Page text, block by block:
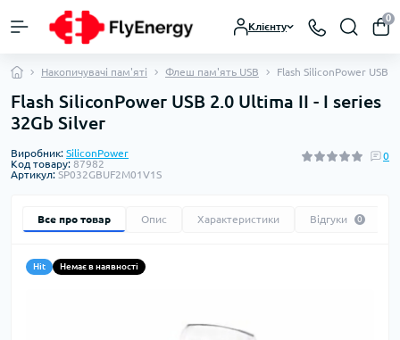
Клієнту
0
Накопичувачі пам'яті Флеш пам'ять USB Flash SiliconPower USB
Flash SiliconPower USB 2.0 Ultima II - I series
32Gb Silver
Виробник: SiliconPower
Код товару: 87982
Артикул: SP032GBUF2M01V1S
0
Все про товар Опис Характеристики Відгуки 0
Hit Немає в наявності